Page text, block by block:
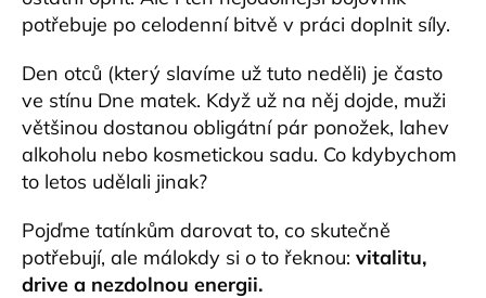
potřebuje po celodenní bitvě v práci doplnit síly.
Den otců (který slavíme už tuto neděli) je často
ve stínu Dne matek. Když už na něj dojde, muži
většinou dostanou obligátní pár ponožek, lahev
alkoholu nebo kosmetickou sadu. Co kdybychom
to letos udělali jinak?
Pojďme tatínkům darovat to, co skutečně
potřebují, ale málokdy si o to řeknou: vitalitu,
drive a nezdolnou energii.
t
e
n
a
j
í
t